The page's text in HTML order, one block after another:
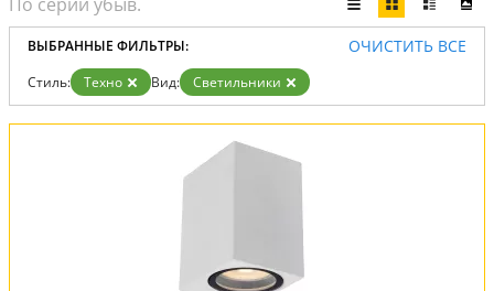
ВЫБРАННЫЕ ФИЛЬТРЫ: ОЧИСТИТЬ ВСЕ
Стиль: Техно Вид: Светильники